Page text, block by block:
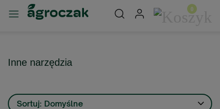
Inne narzędzia
Sortuj: Domyślne